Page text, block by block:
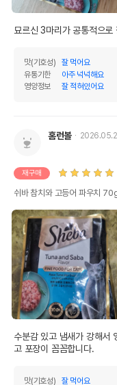
묘르신 3마리가 공통적으로
맛(기호성)
잘 먹어요
유통기한
아주 넉넉해요
영양정보
잘 적혀있어요
홈런볼
재구매
쉬바 참치와 고등어 파우치
수분감 있고 냄새가 강해서
고 포장이 꼼꼼합니다.
맛(기호성)
잘 먹어요